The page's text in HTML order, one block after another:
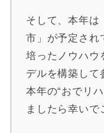
そして、本年は
市」が予定され
培ったノウハウ
デルを構築して
本年の“おでリ
ましたら幸いで